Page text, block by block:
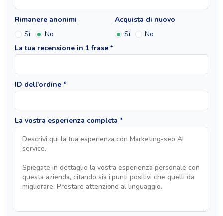
Rimanere anonimi
Sì
No
Acquista di nuovo
Sì
No
La tua recensione in 1 frase *
ID dell'ordine *
La vostra esperienza completa *